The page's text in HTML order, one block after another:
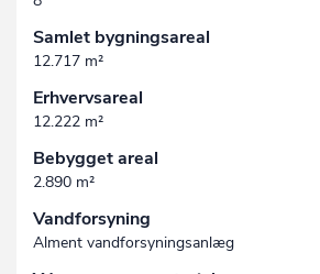
Samlet bygningsareal
12.717 m²
Erhvervsareal
12.222 m²
Bebygget areal
2.890 m²
Vandforsyning
Alment vandforsyningsanlæg